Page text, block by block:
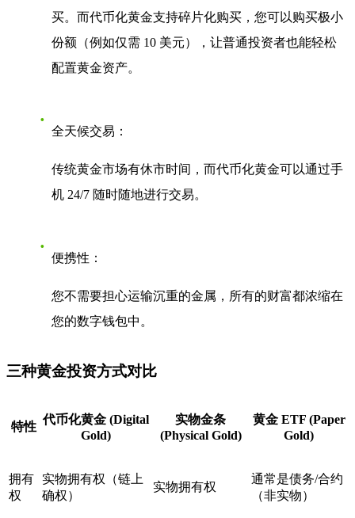
买。而代币化黄金支持碎片化购买，您可以购买极小
份额（例如仅需 10 美元），让普通投资者也能轻松
配置黄金资产。
全天候交易：
传统黄金市场有休市时间，而代币化黄金可以通过手
机 24/7 随时随地进行交易。
便携性：
您不需要担心运输沉重的金属，所有的财富都浓缩在
您的数字钱包中。
三种黄金投资方式对比
特性
代币化黄金 (Digital
Gold)
实物金条
(Physical Gold)
黄金 ETF (Paper
Gold)
拥有
权
实物拥有权（链上
确权）
实物拥有权
通常是债务/合约
（非实物）